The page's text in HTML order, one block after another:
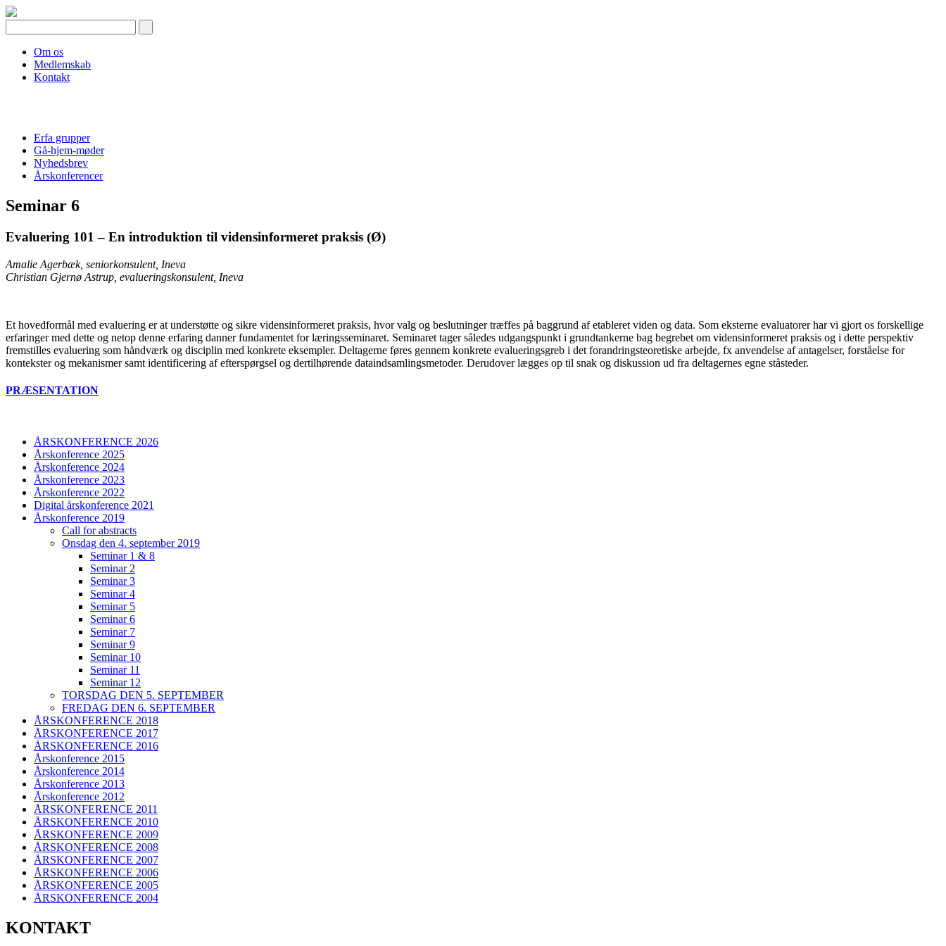
Skip
to
content
Om os
Medlemskab
Kontakt
Erfa grupper
Gå-hjem-møder
Nyhedsbrev
Årskonferencer
Seminar 6
Evaluering 101 – En introduktion til vidensinformeret praksis (Ø)
Amalie Agerbæk, seniorkonsulent, Ineva
Christian Gjernø Astrup, evalueringskonsulent, Ineva
Et hovedformål med evaluering er at understøtte og sikre vidensinformeret praksis, hvor valg og beslutninger træffes på baggrund af etableret viden og data. Som eksterne evaluatorer har vi gjort os forskellige
erfaringer med dette og netop denne erfaring danner fundamentet for læringsseminaret. Seminaret tager således udgangspunkt i grundtankerne bag begrebet om vidensinformeret praksis og i dette perspektiv
fremstilles evaluering som håndværk og disciplin med konkrete eksempler. Deltagerne føres gennem konkrete evalueringsgreb i det forandringsteoretiske arbejde, fx anvendelse af antagelser, forståelse for
kontekster og mekanismer samt identificering af efterspørgsel og dertilhørende dataindsamlingsmetoder. Derudover lægges op til snak og diskussion ud fra deltagernes egne ståsteder.
PRÆSENTATION
ÅRSKONFERENCE 2026
Årskonference 2025
Årskonference 2024
Årskonference 2023
Årskonference 2022
Digital årskonference 2021
Årskonference 2019
Call for abstracts
Onsdag den 4. september 2019
Seminar 1 & 8
Seminar 2
Seminar 3
Seminar 4
Seminar 5
Seminar 6
Seminar 7
Seminar 9
Seminar 10
Seminar 11
Seminar 12
TORSDAG DEN 5. SEPTEMBER
FREDAG DEN 6. SEPTEMBER
ÅRSKONFERENCE 2018
ÅRSKONFERENCE 2017
ÅRSKONFERENCE 2016
Årskonference 2015
Årskonference 2014
Årskonference 2013
Årskonference 2012
ÅRSKONFERENCE 2011
ÅRSKONFERENCE 2010
ÅRSKONFERENCE 2009
ÅRSKONFERENCE 2008
ÅRSKONFERENCE 2007
ÅRSKONFERENCE 2006
ÅRSKONFERENCE 2005
ÅRSKONFERENCE 2004
KONTAKT